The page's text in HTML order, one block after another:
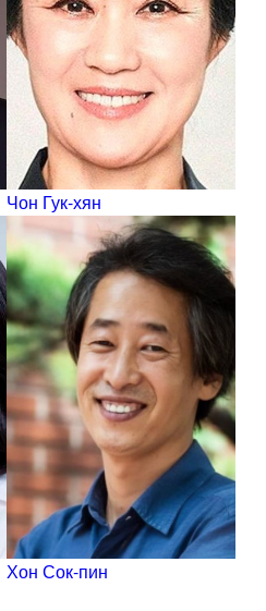
Чон Гук-хян
Хон Сок-пин